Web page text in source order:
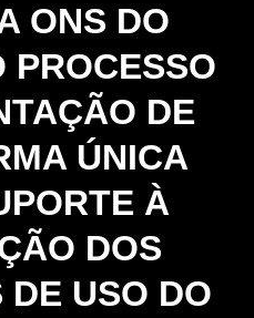
ONS DO
PROCESSO
DE
ÚNICA
À
DOS
DE USO DO